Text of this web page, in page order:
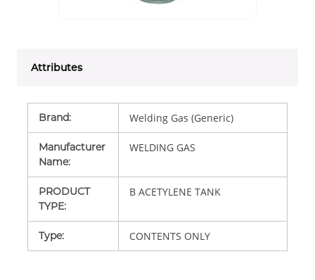
Attributes
Brand: Welding Gas (Generic)
Manufacturer
Name:
WELDING GAS
PRODUCT
TYPE:
B ACETYLENE TANK
Type: CONTENTS ONLY